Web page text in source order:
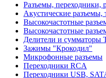
Разъемы, переходники,
Акустические разъемы,
Высокочастотные
Высокочастотные
Делители и сумматоры
Зажимы "Крокодил"
Микрофонные разъемы
Переходники RCA
Переходники USB,